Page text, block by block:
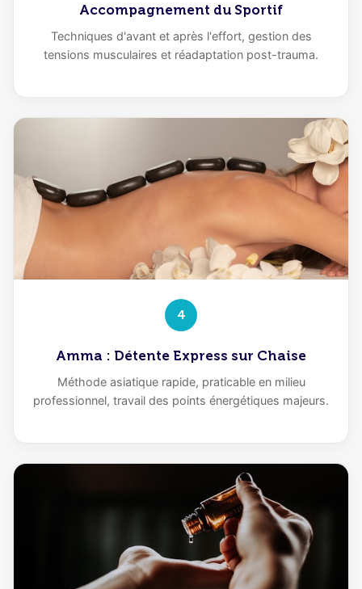
Accompagnement du Sportif
Techniques d'avant et après l'effort, gestion des
tensions musculaires et réadaptation post-trauma.
4
Amma : Détente Express sur Chaise
Méthode asiatique rapide, praticable en milieu
professionnel, travail des points énergétiques majeurs.